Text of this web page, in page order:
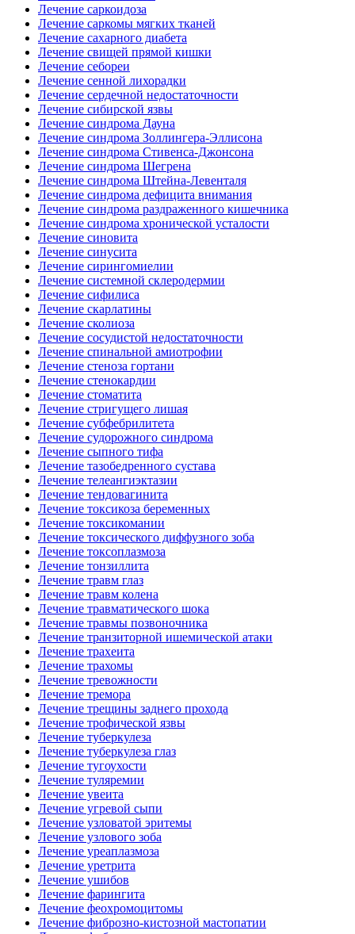
Лечение саркоидоза
Лечение саркомы мягких тканей
Лечение сахарного диабета
Лечение свищей прямой кишки
Лечение себореи
Лечение сенной лихорадки
Лечение сердечной недостаточности
Лечение сибирской язвы
Лечение синдрома Дауна
Лечение синдрома Золлингера-Эллисона
Лечение синдрома Стивенса-Джонсона
Лечение синдрома Шегрена
Лечение синдрома Штейна-Левенталя
Лечение синдрома дефицита внимания
Лечение синдрома раздраженного кишечника
Лечение синдрома хронической усталости
Лечение синовита
Лечение синусита
Лечение сирингомиелии
Лечение системной склеродермии
Лечение сифилиса
Лечение скарлатины
Лечение сколиоза
Лечение сосудистой недостаточности
Лечение спинальной амиотрофии
Лечение стеноза гортани
Лечение стенокардии
Лечение стоматита
Лечение стригущего лишая
Лечение субфебрилитета
Лечение судорожного синдрома
Лечение сыпного тифа
Лечение тазобедренного сустава
Лечение телеангиэктазии
Лечение тендовагинита
Лечение токсикоза беременных
Лечение токсикомании
Лечение токсического диффузного зоба
Лечение токсоплазмоза
Лечение тонзиллита
Лечение травм глаз
Лечение травм колена
Лечение травматического шока
Лечение травмы позвоночника
Лечение транзиторной ишемической атаки
Лечение трахеита
Лечение трахомы
Лечение тревожности
Лечение тремора
Лечение трещины заднего прохода
Лечение трофической язвы
Лечение туберкулеза
Лечение туберкулеза глаз
Лечение тугоухости
Лечение туляремии
Лечение увеита
Лечение угревой сыпи
Лечение узловатой эритемы
Лечение узлового зоба
Лечение уреаплазмоза
Лечение уретрита
Лечение ушибов
Лечение фарингита
Лечение феохромоцитомы
Лечение фиброзно-кистозной мастопатии